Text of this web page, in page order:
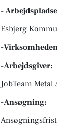
-
Esbjerg
-
-Arbejdsgiver:
JobTeam Metal
-Ansøgning: